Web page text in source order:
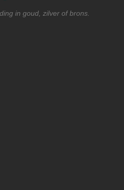
in goud, zilver of brons.